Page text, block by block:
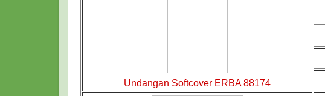
Undangan Softcover ERBA 88174